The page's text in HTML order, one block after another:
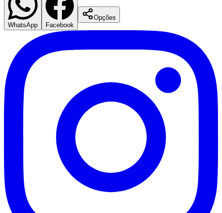
WhatsApp Facebook
Opções